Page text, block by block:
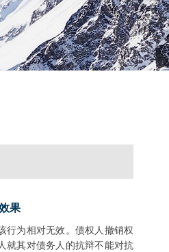
果
行为相对无效。债权人撤销权
就其对债务人的抗辩不能对抗